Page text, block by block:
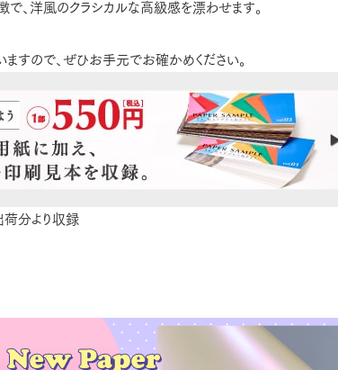
、洋風のクラシカルな高級感を漂わせます。
ますので、ぜひお手元でお確かめください。
分より収録